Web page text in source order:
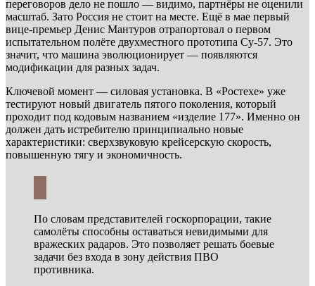
переговоров дело не пошло — видимо, партнёры не оценили
масштаб. Зато Россия не стоит на месте. Ещё в мае первый
вице-премьер Денис Мантуров отрапортовал о первом
испытательном полёте двухместного прототипа Су-57. Это
значит, что машина эволюционирует — появляются
модификации для разных задач.
Ключевой момент — силовая установка. В «Ростехе» уже
тестируют новый двигатель пятого поколения, который
проходит под кодовым названием «изделие 177». Именно он
должен дать истребителю принципиально новые
характеристики: сверхзвуковую крейсерскую скорость,
повышенную тягу и экономичность.
По словам представителей госкорпорации, такие
самолёты способны оставаться невидимыми для
вражеских радаров. Это позволяет решать боевые
задачи без входа в зону действия ПВО
противника.